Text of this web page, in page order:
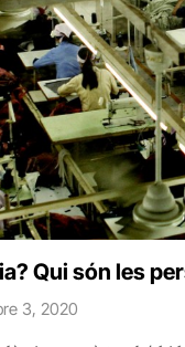
Qui són les
3, 2020